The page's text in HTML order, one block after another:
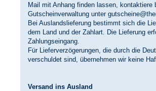
Mail mit Anhang finden lassen, kontaktiere
Gutscheinverwaltung unter
Bei Auslandslieferung bestimmt sich die
dem Land und der Zahlart. Die Lieferung
Zahlungseingang.
Für Lieferverzögerungen, die durch die
verschuldet sind, übernehmen wir keine
Versand ins Ausland